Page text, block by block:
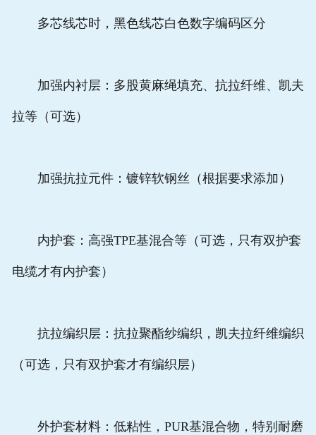
多芯线芯时，黑色线芯白色数字编码区分
加强内衬层：多股黄麻绳填充、抗拉纤维、凯夫
拉等（可选）
加强抗拉元件：镀锌软钢丝（根据要求添加）
内护套：高强TPE基混合等（可选，只有双护套
电缆才有内护套）
抗拉编织层：抗拉聚酯纱编织，凯夫拉纤维编织
（可选，只有双护套才有编织层）
外护套材料：低粘性，PUR基混合物，特别耐磨